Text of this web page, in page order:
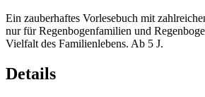
Ein zauberhaftes Vorlesebuch mit
nur für Regenbogenfamilien und
Vielfalt des Familienlebens. Ab 5 J.
Details